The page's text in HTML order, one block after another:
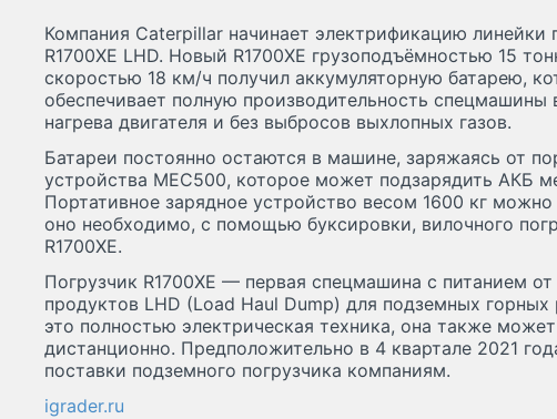
Компания Caterpillar начинает электрификацию линейки
R1700XE LHD. Новый R1700XE грузоподъёмностью 15
скоростью 18 км/ч получил аккумуляторную батарею,
обеспечивает полную производительность спецмашины
нагрева двигателя и без выбросов выхлопных газов.
Батареи постоянно остаются в машине, заряжаясь от
устройства MEC500, которое может подзарядить АКБ
Портативное зарядное устройство весом 1600 кг можно
оно необходимо, с помощью буксировки, вилочного
R1700XE.
Погрузчик R1700XE — первая спецмашина с питанием
продуктов LHD (Load Haul Dump) для подземных горных
это полностью электрическая техника, она также может
дистанционно. Предположительно в 4 квартале 2021
поставки подземного погрузчика компаниям.
igrader.ru